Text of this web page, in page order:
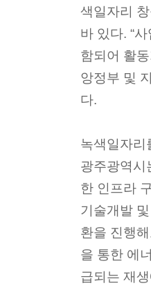
색일자리
바 있다. “
함되어 활
앙정부 및
다.
녹색일자리
광주광역시
한 인프라
기술개발
환을 진행
을 통한 에
급되는 재